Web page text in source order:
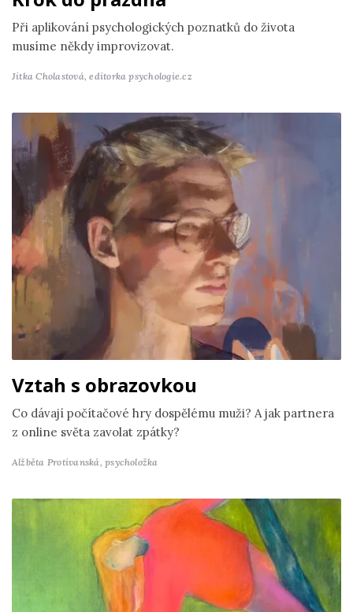
Při aplikování psychologických poznatků do života
musíme někdy improvizovat.
Jitka Cholastová,editorka psychologie.cz
Vztah s obrazovkou
Co dávají počítačové hry dospělému muži? A jak partnera
z online světa zavolat zpátky?
Alžběta Protivanská,psycholožka